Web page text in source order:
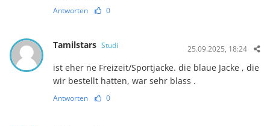
Antworten 0
Tamilstars Studi 25.09.2025, 18:24
ist eher ne Freizeit/Sportjacke. die blaue Jacke , die
wir bestellt hatten, war sehr blass .
Antworten 0